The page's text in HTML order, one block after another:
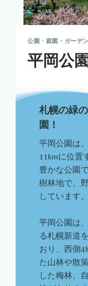
公園・庭園・ガーデン
平岡公園
札幌の緑
園！
平岡公園は
11kmに位置
豊かな公園
樹林地で、
しています。
平岡公園は
る札幌新道
おり、西側
た山林や散
した梅林、